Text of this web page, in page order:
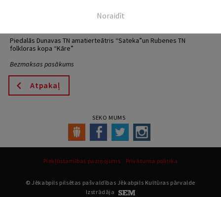
Rubenes pagasta svētku ietvaros – teātra izrāde “Alfreda
Piedalās Dunavas TN amatierteātris “Sateka”un Rubenes TN
folkloras kopa “Kāre”
Bezmaksas pasākums
Atpakaļ
SEKO MUMS
Piekļūstamības paziņojums Privātuma politika
© Jēkabpils pilsētas pašvaldības Jēkabpils Kultūras pārvalde
Izstrādāja
Noraidīt